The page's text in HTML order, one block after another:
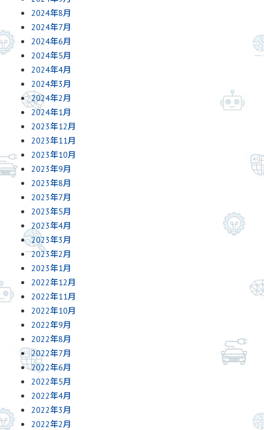
2024年8月
2024年7月
2024年6月
2024年5月
2024年4月
2024年3月
2024年2月
2024年1月
2023年12月
2023年11月
2023年10月
2023年9月
2023年8月
2023年7月
2023年5月
2023年4月
2023年3月
2023年2月
2023年1月
2022年12月
2022年11月
2022年10月
2022年9月
2022年8月
2022年7月
2022年6月
2022年5月
2022年4月
2022年3月
2022年2月